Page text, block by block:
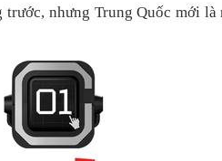
trước, nhưng Trung Quốc mới